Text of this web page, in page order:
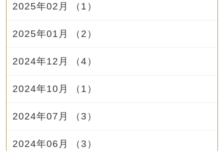
2025年02月 （1）
2025年01月 （2）
2024年12月 （4）
2024年10月 （1）
2024年07月 （3）
2024年06月 （3）